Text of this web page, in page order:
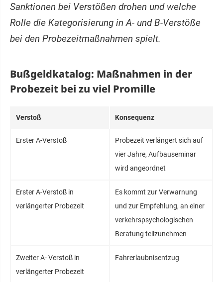
Sanktionen bei Verstößen drohen und welche
Rolle die Kategorisierung in A- und B-Verstöße
bei den Probezeitmaßnahmen spielt.
Bußgeldkatalog: Maßnahmen in der
Probezeit bei zu viel Promille
Verstoß Konsequenz
Erster A-Verstoß
Probezeit verlängert sich auf
vier Jahre, Aufbauseminar
wird angeordnet
Erster A-Verstoß in
verlängerter Probezeit
Es kommt zur Verwarnung
und zur Empfehlung, an einer
verkehrspsychologischen
Beratung teilzunehmen
Zweiter A- Verstoß in
verlängerter Probezeit
Fahrerlaubnisentzug